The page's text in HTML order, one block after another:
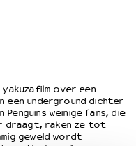
yakuzafilm over een
een underground dichter
Penguins weinige fans, die
draagt, raken ze tot
geweld wordt